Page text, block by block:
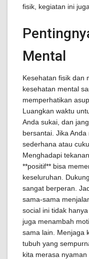
fisik, kegiatan ini
Mental
Kesehatan fisik dan
kesehatan mental
memperhatikan
Luangkan waktu
Anda sukai, dan
bersantai. Jika
sederhana atau
Menghadapi
**positif** bisa
keseluruhan.
sangat berperan.
sama-sama
social ini tidak
juga menambah
sama lain. Menjaga
tubuh yang
kita merasa